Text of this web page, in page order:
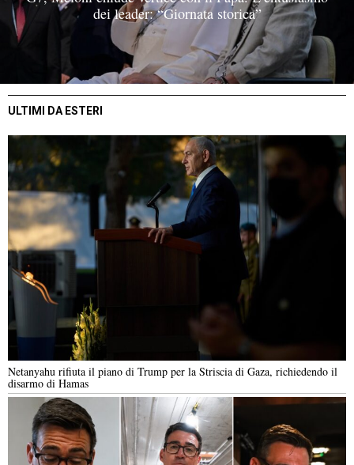
dei leader: “Giornata storica”
ULTIMI DA ESTERI
Netanyahu rifiuta il piano di Trump per la Striscia di Gaza, richiedendo il
disarmo di Hamas